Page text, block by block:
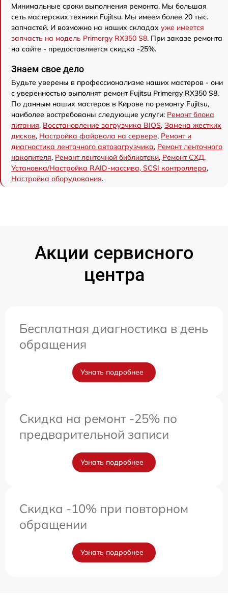
Минимальные сроки выполнения ремонта. Мы большая
сеть мастерских техники Fujitsu. Мы имеем более 20 тыс.
запчастей. И возможно на наших складах уже имеется
запчасть на модель Primergy RX350 S8. При заказе ремонта
на сайте - предоставляется скидка -25%.
Знаем свое дело
Будьте уверены в профессионализме наших мастеров - они
с уверенностью выполнят ремонт Fujitsu Primergy RX350 S8.
По данным наших мастеров в Кирове по ремонту Fujitsu,
наиболее востребованы следующие услуги: Ремонт блока
питания, Восстановление загрузчика BIOS, Замена жестких
дисков, Настройка файрвола на сервере, Ремонт и
диагностика ленточного автозагрузчика, Ремонт ленточного
накопителя, Ремонт ленточной библиотеки, Ремонт СХД,
Установка/Настройка RAID-массива, SCSI контроллера,
Настройка оборудования.
Акции сервисного
центра
Бесплатная диагностика в день
обращения
Узнать подробнее
Скидка на ремонт -25% по
предварительной записи
Узнать подробнее
Скидка -10% при повторном
обращении
Узнать подробнее